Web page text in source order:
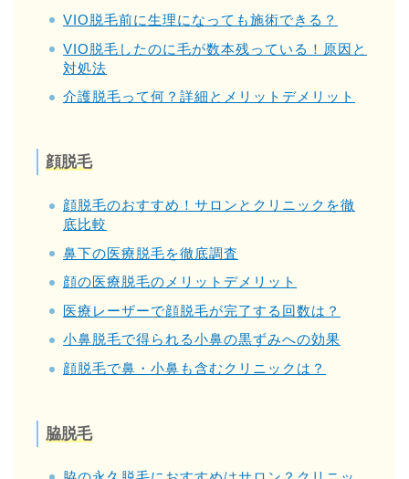
VIO脱毛前に生理になっても施術できる？
VIO脱毛したのに毛が数本残っている！原因と
対処法
介護脱毛って何？詳細とメリットデメリット
顔脱毛
顔脱毛のおすすめ！サロンとクリニックを徹
底比較
鼻下の医療脱毛を徹底調査
顔の医療脱毛のメリットデメリット
医療レーザーで顔脱毛が完了する回数は？
小鼻脱毛で得られる小鼻の黒ずみへの効果
顔脱毛で鼻・小鼻も含むクリニックは？
脇脱毛